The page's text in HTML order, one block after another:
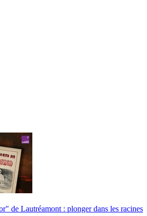
de Lautréamont : plonger dans les racines